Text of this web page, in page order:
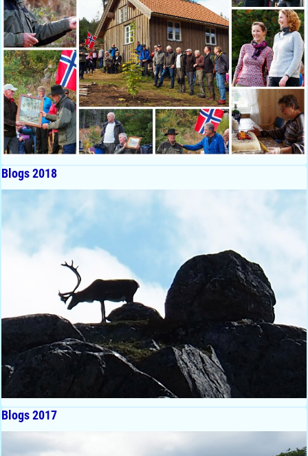
Blogs 2018
Blogs 2017